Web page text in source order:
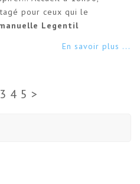
pour ceux qui le
Legentil
En savoir plus ...
3 4 5 >